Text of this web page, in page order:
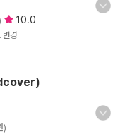
10.0
변경
)